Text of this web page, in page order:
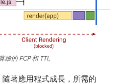
的 FCP 和 TTI。
著應用程式成長，所需的